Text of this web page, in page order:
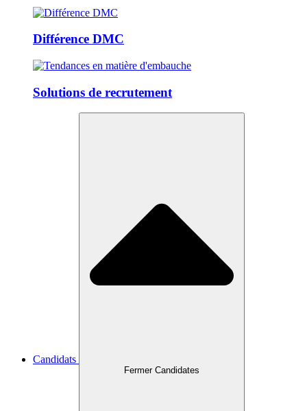
Différence DMC
Solutions de recrutement
Candidats
Fermer Candidates